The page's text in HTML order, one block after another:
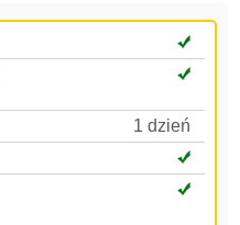
1 dzień